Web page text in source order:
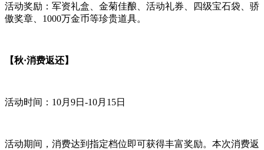
活动奖励：军资礼盒、金菊佳酿、活动礼券、四级宝石袋、骄
傲奖章、1000万金币等珍贵道具。
【秋·消费返还】
活动时间：10月9日-10月15日
活动期间，消费达到指定档位即可获得丰富奖励。本次消费返